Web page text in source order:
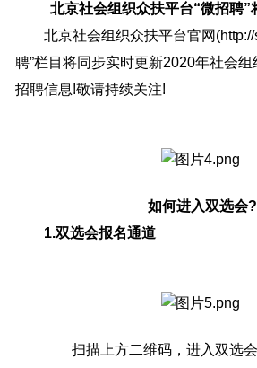
北京社会组织众扶平台“微招聘”
北京社会组织众扶平台官网(http://
聘”栏目将同步实时更新2020年社会
招聘信息!敬请持续关注!
如何进入双选会?
1.双选会报名通道
扫描上方二维码，进入双选